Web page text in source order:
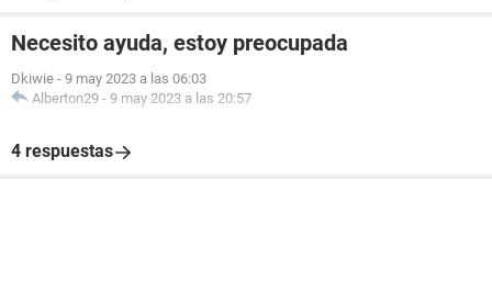
Necesito ayuda, estoy preocupada
Dkiwie - 9 may 2023 a las 06:03
Alberton29 - 9 may 2023 a las 20:57
4 respuestas